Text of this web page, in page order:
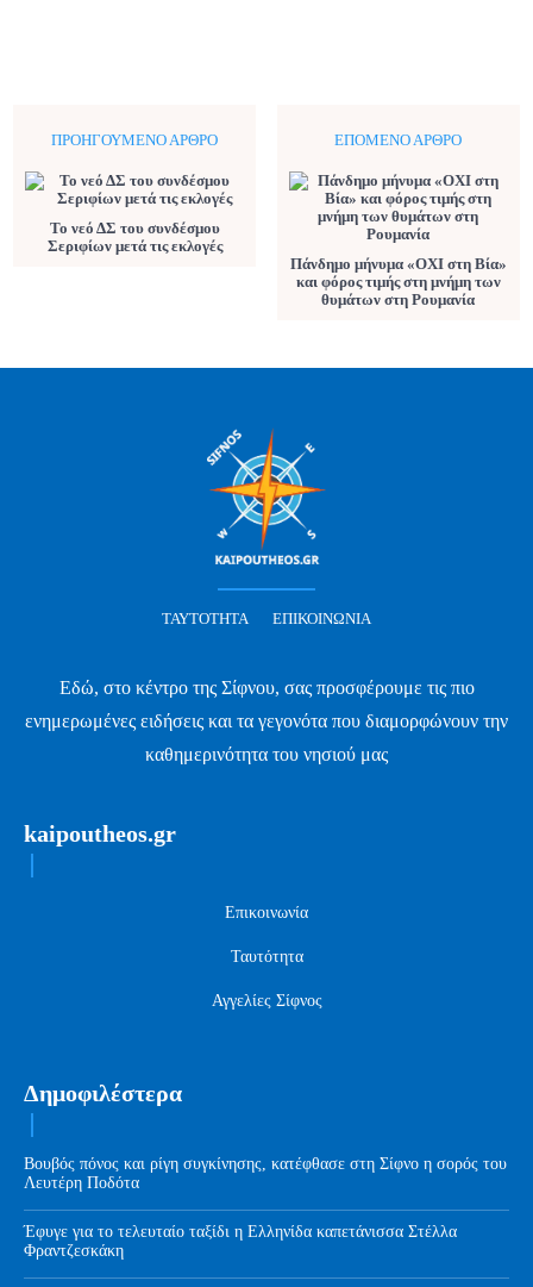
ΠΡΟΗΓΟΎΜΕΝΟ ΆΡΘΡΟ
Το νεό ΔΣ του συνδέσμου
Σεριφίων μετά τις εκλογές
ΕΠΌΜΕΝΟ ΆΡΘΡΟ
Πάνδημο μήνυμα «ΟΧΙ στη Βία»
και φόρος τιμής στη μνήμη των
θυμάτων στη Ρουμανία
ΤΑΥΤΌΤΗΤΑ ΕΠΙΚΟΙΝΩΝΊΑ
Εδώ, στο κέντρο της Σίφνου, σας προσφέρουμε τις πιο
ενημερωμένες ειδήσεις και τα γεγονότα που διαμορφώνουν την
καθημερινότητα του νησιού μας
kaipoutheos.gr
Επικοινωνία
Ταυτότητα
Αγγελίες Σίφνος
Δημοφιλέστερα
Βουβός πόνος και ρίγη συγκίνησης, κατέφθασε στη Σίφνο η σορός του
Λευτέρη Ποδότα
Έφυγε για το τελευταίο ταξίδι η Ελληνίδα καπετάνισσα Στέλλα
Φραντζεσκάκη